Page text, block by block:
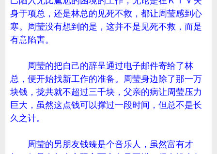
身于项总，还是林总的见死不救，都让周莹感到心
寒。周莹没有想到的是，这并不是见死不救，而是
有意陷害。
周莹的把自己的辞呈通过电子邮件寄给了林
总，便开始找新工作的准备。周莹身边除了那一万
块钱，拢共就不超过三千块，父亲的病让周莹压力
巨大，虽然这点钱可以撑过一段时间，但总不是长
久之计。
周莹的男朋友钱臻是个音乐人，虽然富有才